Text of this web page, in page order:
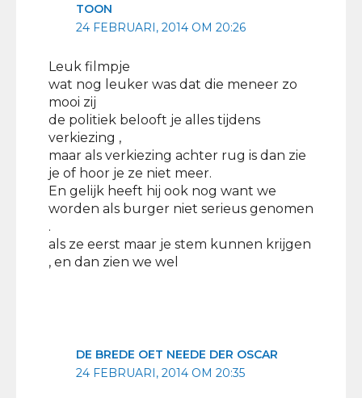
TOON
24 FEBRUARI, 2014 OM 20:26
Leuk filmpje
wat nog leuker was dat die meneer zo
mooi zij
de politiek belooft je alles tijdens
verkiezing ,
maar als verkiezing achter rug is dan zie
je of hoor je ze niet meer.
En gelijk heeft hij ook nog want we
worden als burger niet serieus genomen
.
als ze eerst maar je stem kunnen krijgen
, en dan zien we wel
DE BREDE OET NEEDE DER OSCAR
24 FEBRUARI, 2014 OM 20:35